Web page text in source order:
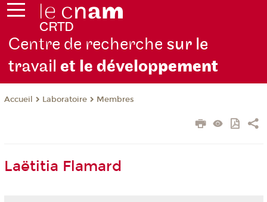
Centre de recherche sur le
travailet le développement
Accueil Laboratoire Membres
Laëtitia Flamard